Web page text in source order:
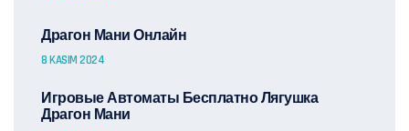
Драгон Мани Онлайн
8 KASIM 2024
Игровые Автоматы Бесплатно Лягушка
Драгон Мани